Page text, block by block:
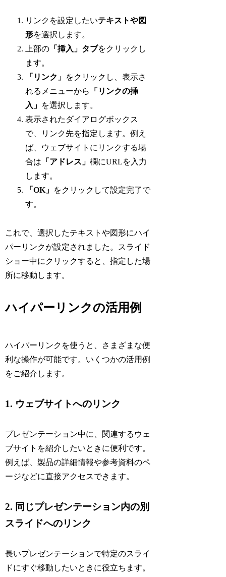
リンクを設定したいテキストや図
形を選択します。
上部の 「挿入」タブをクリックし
ます。
「リンク」 をクリックし、表示さ
れるメニューから
「リンクの挿
入」 を選択します。
表示されたダイアログボックス
で、リンク先を指定します。例え
ば、ウェブサイトにリンクする場
合は 「アドレス」欄にURLを入力
します。
「OK」 をクリックして設定完了で
す。
これで、選択したテキストや図形にハイ
パーリンクが設定されました。スライド
ショー中にクリックすると、指定した場
所に移動します。
ハイパーリンクの活用例
ハイパーリンクを使うと、さまざまな便
利な操作が可能です。いくつかの活用例
をご紹介します。
1. ウェブサイトへのリンク
プレゼンテーション中に、関連するウェ
ブサイトを紹介したいときに便利です。
例えば、製品の詳細情報や参考資料のペ
ージなどに直接アクセスできます。
2. 同じプレゼンテーション内の別
スライドへのリンク
長いプレゼンテーションで特定のスライ
ドにすぐ移動したいときに役立ちます。